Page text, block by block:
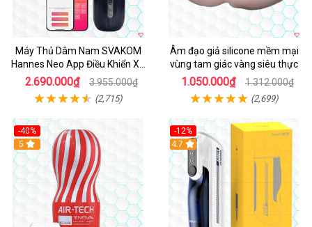
Máy Thủ Dâm Nam SVAKOM
Hannes Neo App Điều Khiển Xa
Cao Cấp
2.690.000₫ 3.955.000₫
(2,715)
Âm đạo giả silicone mềm mại
vùng tam giác vàng siêu thực
1.050.000₫ 1.312.000₫
(2,699)
-40%
Hot
5
-12%
Hot
4.7